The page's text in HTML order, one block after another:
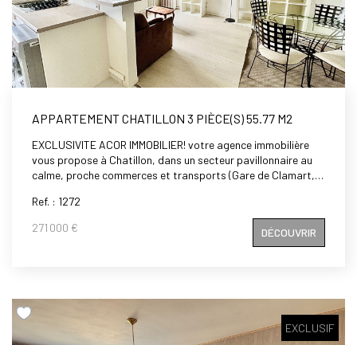
APPARTEMENT CHATILLON 3 PIÈCE(S) 55.77 M2
EXCLUSIVITE ACOR IMMOBILIER! votre agence immobilière
vous propose à Chatillon, dans un secteur pavillonnaire au
calme, proche commerces et transports (Gare de Clamart,
petite copropriété, un appartement de 3 pièces de 55.77 m²,
chambres, salle de bains, wc, placards. Ensoleillé et
Lumineux. Le calme absolu. Un vrai petit coup de coeur. A
Ref. : 1272
271 000 €
DÉCOUVRIR
EXCLUSIF